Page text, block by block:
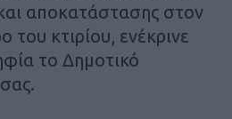
αποκατάστασης στον
του κτιρίου, ενέκρινε
το Δημοτικό